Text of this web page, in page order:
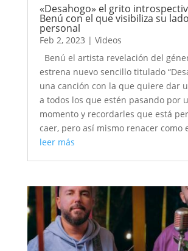
«Desahogo» el grito
Benú con el que visibiliza su
personal
Feb 2, 2023 | Videos
Benú el artista revelación del
estrena nuevo sencillo titulado
una canción con la que quiere dar
a todos los que estén pasando por
momento y recordarles que está
caer, pero así mismo renacer como
leer más